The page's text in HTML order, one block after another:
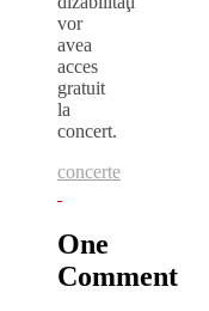
vor
avea
acces
gratuit
la
concert.
concerte
One
Comment